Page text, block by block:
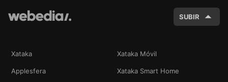
SUBIR
Xataka Xataka Móvil
Applesfera Xataka Smart Home